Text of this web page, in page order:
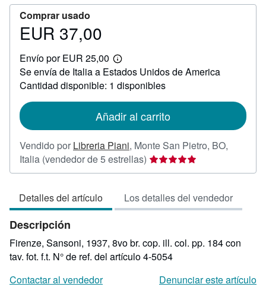
Comprar usado
Precio
37,00
EUR 37,00
Envío por EUR 25,00
Más
información
sobre
las
envío
Se envía de Italia a Estados Unidos de America
Cantidad disponible: 1 disponibles
Añadir al carrito
Vendido por Libreria Piani, Monte San Pietro, BO,
Italia (vendedor de 5 estrellas) Calificación
del
5
de
estrellas
Detalles del artículo Los detalles del vendedor
Descripción
Firenze, Sansoni, 1937, 8vo br. cop. ill. col. pp. 184 con
tav. fot. f.t. N° de ref. del artículo 4-5054
Contactar al vendedor
Denunciar este artículo